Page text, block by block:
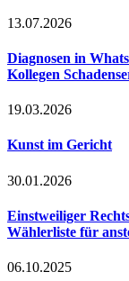
13.07.2026
Diagnosen in
Kollegen
19.03.2026
Kunst im Gericht
30.01.2026
Einstweiliger
Wählerliste für
06.10.2025